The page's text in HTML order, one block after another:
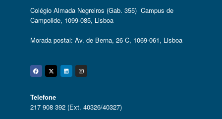
Colégio Almada Negreiros (Gab. 355) Campus de
Campolide, 1099-085, Lisboa
Morada postal: Av. de Berna, 26 C, 1069-061, Lisboa
Facebook
Twitter
Linkedin
Instagram
Telefone
217 908 392 (Ext. 40326/40327)